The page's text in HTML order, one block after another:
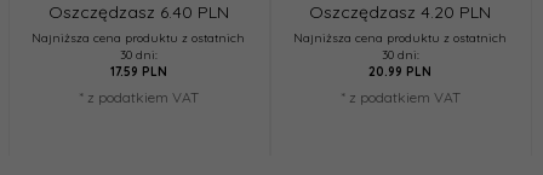
Oszczędzasz 6.40 PLN
Najniższa cena produktu z ostatnich
30 dni:
17.59 PLN
* z podatkiem VAT
Oszczędzasz 4.20 PLN
Najniższa cena produktu z ostatnich
30 dni:
20.99 PLN
* z podatkiem VAT